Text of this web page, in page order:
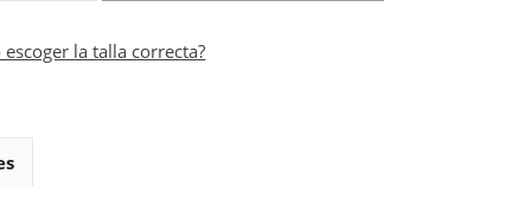
escoger la talla correcta?